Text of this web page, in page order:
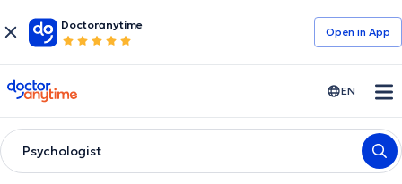
Doctoranytime
Open in Αpp
doctoranytime EN
Psychologist